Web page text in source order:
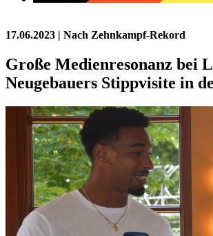
17.06.2023 | Nach Zehnkampf-Rekord
Große Medienresonanz bei
Neugebauers Stippvisite in